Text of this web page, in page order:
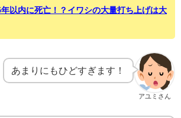
以内に死亡！？イワシの大量打ち上げは大
アユミさん
あまりにもひどすぎます！